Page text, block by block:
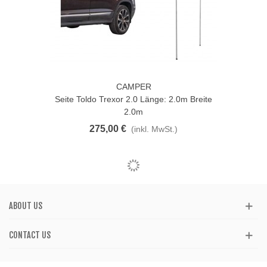
CAMPER
Seite Toldo Trexor 2.0 Länge: 2.0m Breite
2.0m
275,00 € (inkl. MwSt.)
ABOUT US
CONTACT US